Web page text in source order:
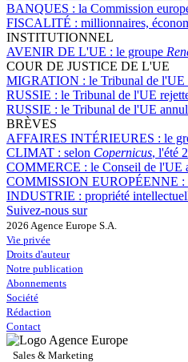
BANQUES : la Commission
FISCALITÉ : millionnaires,
INSTITUTIONNEL
AVENIR DE L'UE : le groupe
COUR DE JUSTICE DE L'UE
MIGRATION : le Tribunal de l'UE
RUSSIE : le Tribunal de l'UE
RUSSIE : le Tribunal de l'UE
BRÈVES
AFFAIRES INTÉRIEURES : le
CLIMAT : selon Copernicus, l'été
COMMERCE : le Conseil de l'UE
COMMISSION EUROPÉENNE :
INDUSTRIE : propriété
Suivez-nous sur
2026 Agence Europe S.A.
Vie privée
Droits d'auteur
Notre publication
Abonnements
Société
Rédaction
Contact
Sales & Marketing